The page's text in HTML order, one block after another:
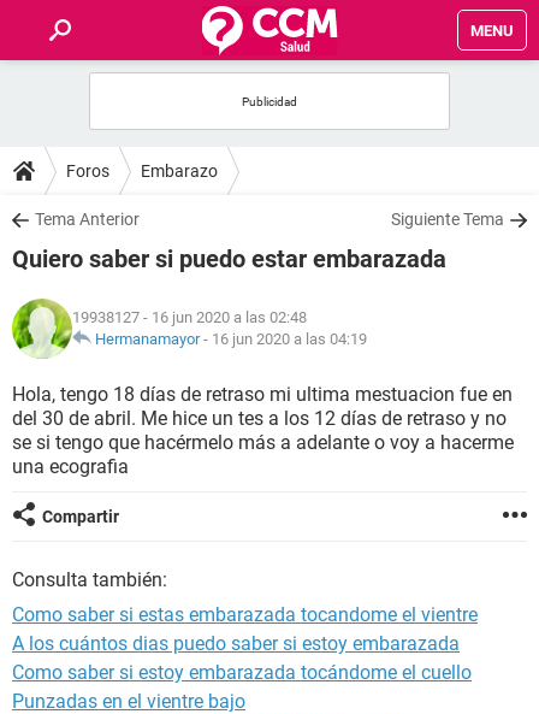
MENU
FOROS
SALUD
FAMILIA
NUTRICIÓN
BIENESTAR
SEXUALIDAD
GLOSARIO
Foros Embarazo
Tema Anterior Siguiente Tema
Quiero saber si puedo estar embarazada
19938127 - 16 jun 2020 a las 02:48
Hermanamayor- 16 jun 2020 a las 04:19
Hola, tengo 18 días de retraso mi ultima mestuacion fue en
del 30 de abril. Me hice un tes a los 12 días de retraso y no
se si tengo que hacérmelo más a adelante o voy a hacerme
una ecografia
Compartir
Consulta también:
Como saber si estas embarazada tocandome el vientre
A los cuántos dias puedo saber si estoy embarazada
Como saber si estoy embarazada tocándome el cuello
Punzadas en el vientre bajo